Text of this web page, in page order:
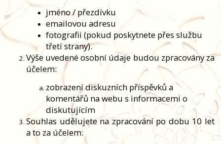
jméno / přezdívku
emailovou adresu
fotografii (pokud poskytnete přes službu
třetí strany).
Výše uvedené osobní údaje budou zpracovány za
účelem:
zobrazení diskuzních příspěvků a
komentářů na webu s informacemi o
diskutujícím
Souhlas udělujete na zpracování po dobu 10 let
a to za účelem: